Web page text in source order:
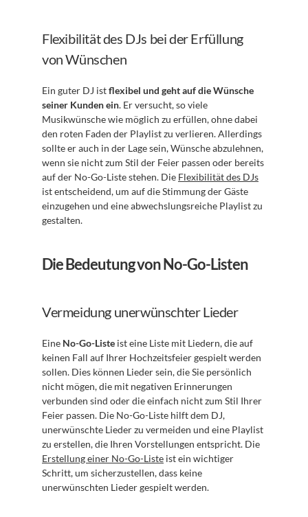
Flexibilität des DJs bei der Erfüllung
von Wünschen
Ein guter DJ ist flexibel und geht auf die Wünsche
seiner Kunden ein. Er versucht, so viele
Musikwünsche wie möglich zu erfüllen, ohne dabei
den roten Faden der Playlist zu verlieren. Allerdings
sollte er auch in der Lage sein, Wünsche abzulehnen,
wenn sie nicht zum Stil der Feier passen oder bereits
auf der No-Go-Liste stehen. Die Flexibilität des DJs
ist entscheidend, um auf die Stimmung der Gäste
einzugehen und eine abwechslungsreiche Playlist zu
gestalten.
Die Bedeutung von No-Go-Listen
Vermeidung unerwünschter Lieder
Eine No-Go-Liste ist eine Liste mit Liedern, die auf
keinen Fall auf Ihrer Hochzeitsfeier gespielt werden
sollen. Dies können Lieder sein, die Sie persönlich
nicht mögen, die mit negativen Erinnerungen
verbunden sind oder die einfach nicht zum Stil Ihrer
Feier passen. Die No-Go-Liste hilft dem DJ,
unerwünschte Lieder zu vermeiden und eine Playlist
Erstellung einer No-Go-Liste ist ein wichtiger
Schritt, um sicherzustellen, dass keine
unerwünschten Lieder gespielt werden.